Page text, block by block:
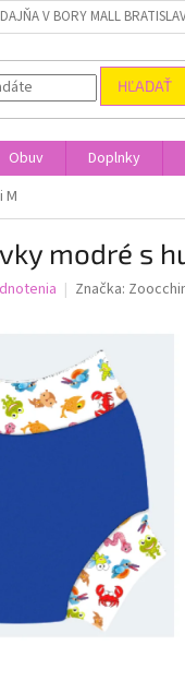
V BORY MALL
HĽADAŤ
Obuv Doplnky
M
modré s
Značka: